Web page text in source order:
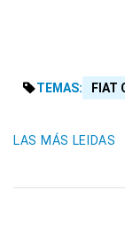
TEMAS: FIAT
LAS MÁS LEIDAS